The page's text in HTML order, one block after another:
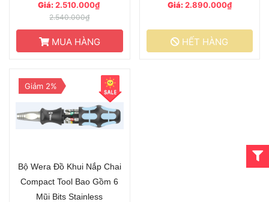
Giá:2.510.000₫
2.540.000₫
MUA HÀNG
Giá:2.890.000₫
HẾT HÀNG
Giảm 2%
Bộ Wera Đồ Khui Nắp Chai
Compact Tool Bao Gồm 6
Mũi Bits Stainless